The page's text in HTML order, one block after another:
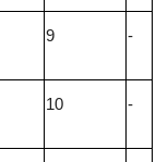
9 -
10 -